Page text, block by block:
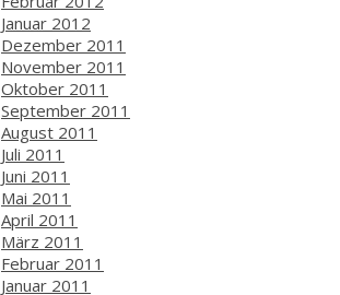
Januar 2012
Dezember 2011
November 2011
Oktober 2011
September 2011
August 2011
Juli 2011
Juni 2011
Mai 2011
April 2011
März 2011
Februar 2011
Januar 2011